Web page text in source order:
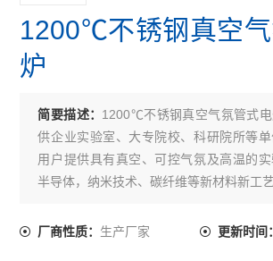
1200℃不锈钢真空
炉
简要描述： 1200℃不锈钢真空气氛管式电
供企业实验室、大专院校、科研院所等
用户提供具有真空、可控气氛及高温的
半导体，纳米技术、碳纤维等新材料新工艺
厂商性质： 生产厂家 更新时间：